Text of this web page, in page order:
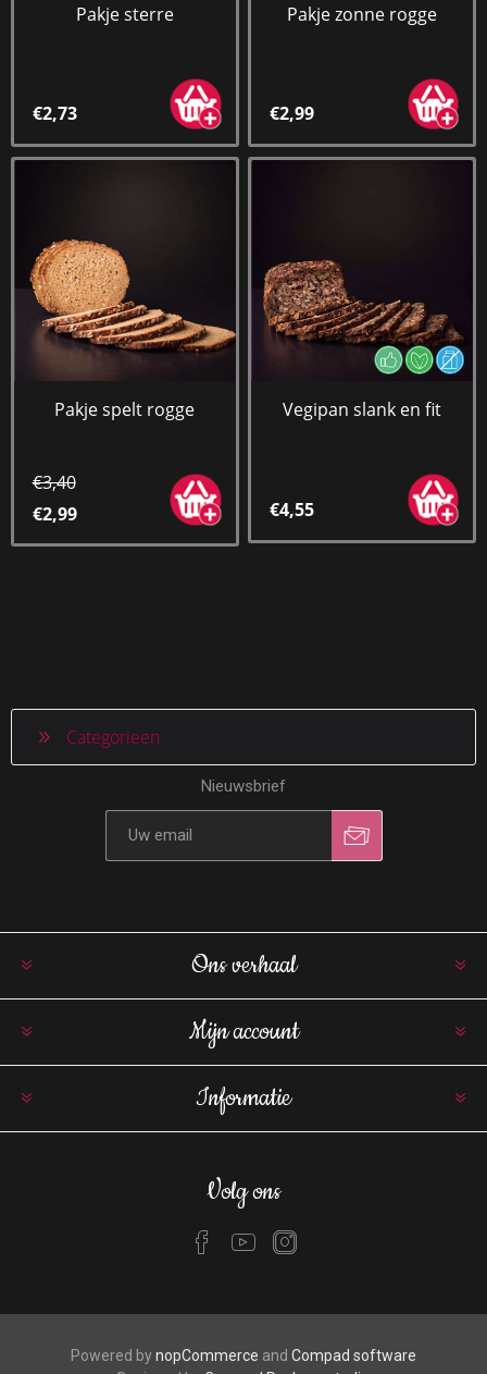
Pakje sterre
€2,73
Pakje zonne rogge
€2,99
Pakje spelt rogge
€3,40
€2,99
Vegipan slank en fit
€4,55
Categorieen
Nieuwsbrief
Ons verhaal
Mijn account
Informatie
Volg ons
Powered bynopCommerce and Compad software